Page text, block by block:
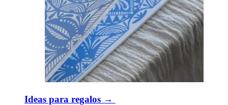
Ideas para regalos → ​